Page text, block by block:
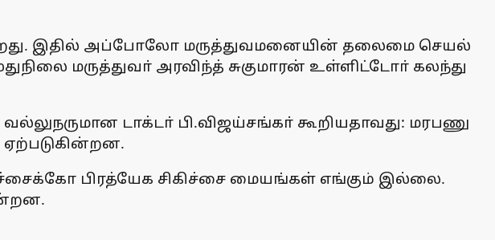
இதில் அப்போலோ மருத்துவமனையின் தலைமை செயல்
மருத்துவா் அரவிந்த் சுகுமாரன் உள்ளிட்டோா் கலந்து
டாக்டா் பி.விஜய்சங்கா் கூறியதாவது: மரபணு
ஏற்படுகின்றன.
பிரத்யேக சிகிச்சை மையங்கள் எங்கும் இல்லை.